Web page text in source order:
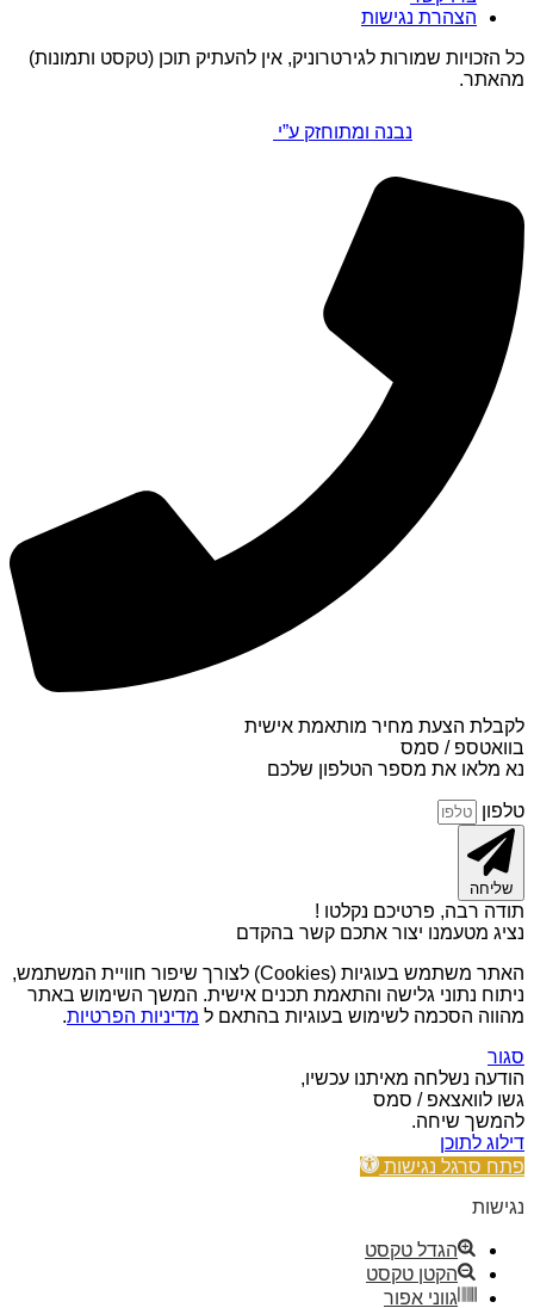
הצהרת נגישות
כל הזכויות שמורות לגירטרוניק, אין להעתיק תוכן (טקסט ותמונות)
מהאתר.
נבנה ומתוחזק ע”י
לקבלת הצעת מחיר מותאמת אישית
בוואטספ / סמס
נא מלאו את מספר הטלפון שלכם
טלפון
שליחה
תודה רבה, פרטיכם נקלטו !
נציג מטעמנו יצור אתכם קשר בהקדם
האתר משתמש בעוגיות (Cookies) לצורך שיפור חוויית המשתמש,
ניתוח נתוני גלישה והתאמת תכנים אישית. המשך השימוש באתר
מהווה הסכמה לשימוש בעוגיות בהתאם ל מדיניות הפרטיות.
סגור
הודעה נשלחה מאיתנו עכשיו,
גשו לוואצאפ / סמס
להמשך שיחה.
דילוג לתוכן
פתח סרגל נגישות
נגישות
הגדל טקסט
הקטן טקסט
גווני אפור